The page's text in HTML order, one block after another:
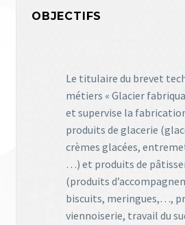
OBJECTIFS
Le titulaire du brevet
métiers « Glacier
et supervise la
produits de glacerie
crèmes glacées,
…) et produits de
(produits
biscuits, meringues,…,
viennoiserie, travail du